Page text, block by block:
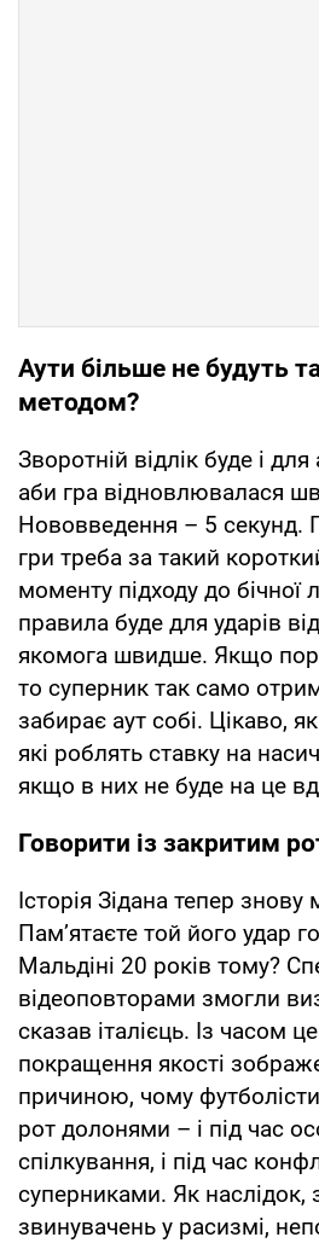
Аути більше не будуть
методом?
Зворотній відлік буде і
аби гра відновлювалася
Нововведення – 5 секунд.
гри треба за такий
моменту підходу до бічної
правила буде для ударів
якомога швидше. Якщо
то суперник так само
забирає аут собі. Цікаво,
які роблять ставку на
якщо в них не буде на це
Говорити із закритим
Історія Зідана тепер
Пам’ятаєте той його удар
Мальдіні 20 років тому?
відеоповторами змогли
сказав італієць. Із часом
покращення якості
причиною, чому
рот долонями – і під час
спілкування, і під час
суперниками. Як наслідок,
звинувачень у расизмі,